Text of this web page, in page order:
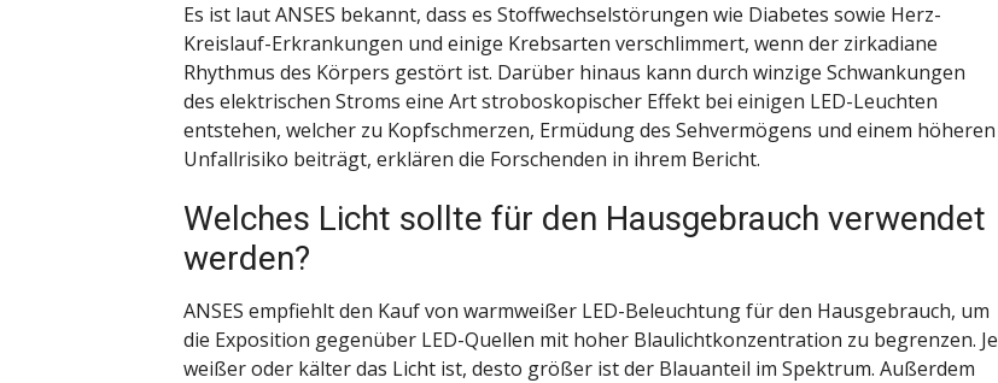
Es ist laut ANSES bekannt, dass es Stoffwechselstörungen wie Diabetes sowie Herz-
Kreislauf-Erkrankungen und einige Krebsarten verschlimmert, wenn der zirkadiane
Rhythmus des Körpers gestört ist. Darüber hinaus kann durch winzige Schwankungen
des elektrischen Stroms eine Art stroboskopischer Effekt bei einigen LED-Leuchten
entstehen, welcher zu Kopfschmerzen, Ermüdung des Sehvermögens und einem höheren
Unfallrisiko beiträgt, erklären die Forschenden in ihrem Bericht.
Welches Licht sollte für den Hausgebrauch verwendet
werden?
ANSES empfiehlt den Kauf von warmweißer LED-Beleuchtung für den Hausgebrauch, um
die Exposition gegenüber LED-Quellen mit hoher Blaulichtkonzentration zu begrenzen. Je
weißer oder kälter das Licht ist, desto größer ist der Blauanteil im Spektrum. Außerdem